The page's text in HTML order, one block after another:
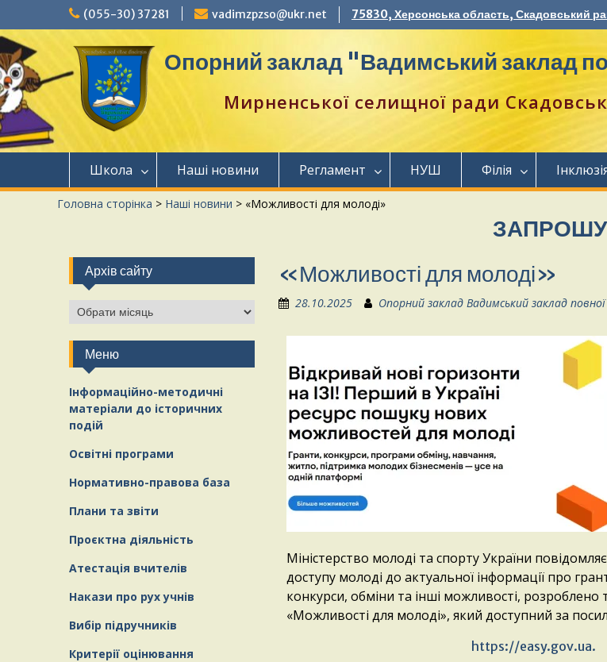
(055-30) 37281 vadimzpzso@ukr.net 75830, Херсонська область, Скадовський
Опорний заклад "Вадимський заклад
Мирненської селищної ради
Школа Наші новини Регламент НУШ Філія
Головна сторінка > Наші новини > «Можливості для молоді»
ЗАПРОШУЄМО
«Можливості для молоді»
28.10.2025 Опорний заклад Вадимський заклад повної
Міністерство молоді та спорту України
доступу молоді до актуальної інформації про
конкурси, обміни та інші можливості,
«Можливості для молоді», який доступний за
https://easy.gov.ua.
Архів сайту
Меню
Інформаційно-методичні
матеріали до історичних
подій
Освітні програми
Нормативно-правова база
Плани та звіти
Проєктна діяльність
Атестація вчителів
Накази про рух учнів
Вибір підручників
Критерії оцінювання